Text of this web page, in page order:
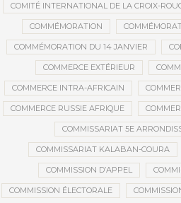
COMITÉ INTERNATIONAL DE LA CROIX-
COMMÉMORATION
COMMÉMORATION DU 14 JANVIER
COMMERCE EXTÉRIEUR
COMMERCE INTRA-AFRICAIN
COMMERCE RUSSIE AFRIQUE
COMMISSARIAT 5E
COMMISSARIAT KALABAN-COURA
COMMISSION D’APPEL
COMMISSION ÉLECTORALE